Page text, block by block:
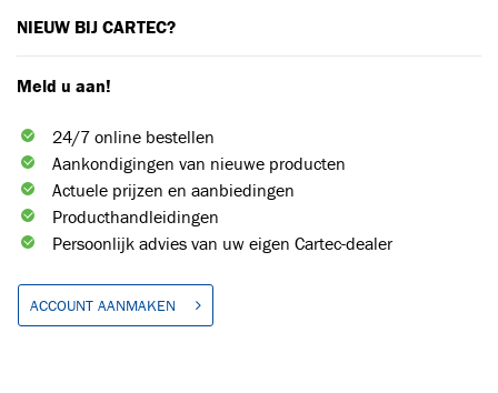
NIEUW BIJ CARTEC?
Meld u aan!
24/7 online bestellen
Aankondigingen van nieuwe producten
Actuele prijzen en aanbiedingen
Producthandleidingen
Persoonlijk advies van uw eigen Cartec-dealer
ACCOUNT AANMAKEN
VERDER WINKELEN